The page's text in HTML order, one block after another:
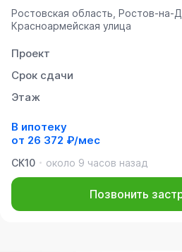
Ростовская область, Ростов-на-
Красноармейская улица
Проект
Срок сдачи
Этаж
В ипотеку
от 26 372 ₽/мес
СК10
около 9 часов назад
Позвонить